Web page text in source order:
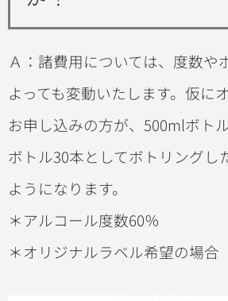
Ａ：諸費用については、度数や
よっても変動いたします。仮に
お申し込みの方が、500mlボト
ボトル30本としてボトリングし
ようになります。
＊アルコール度数60％
＊オリジナルラベル希望の場合